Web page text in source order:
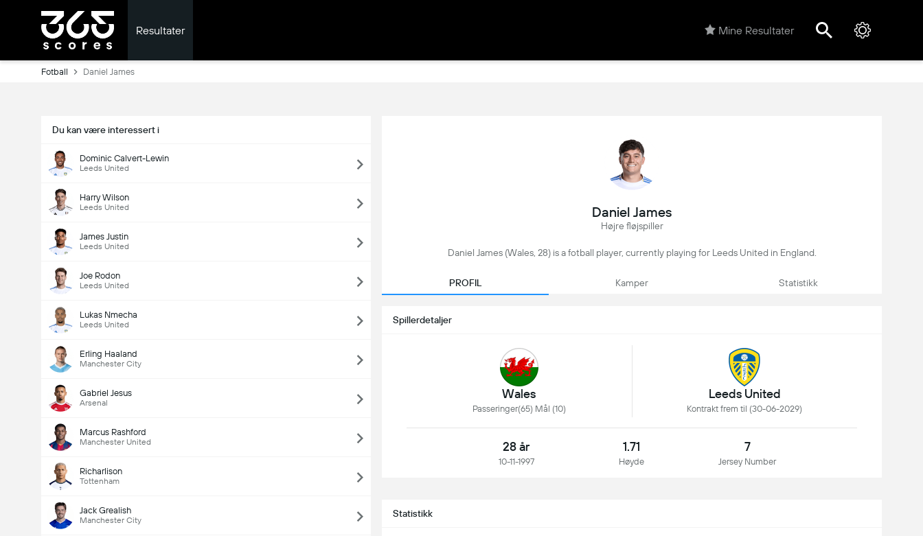
Resultater Mine Resultater
Fotball Daniel James
Du kan være interessert i
Dominic Calvert-Lewin
Leeds United
Harry Wilson
Leeds United
James Justin
Leeds United
Joe Rodon
Leeds United
Lukas Nmecha
Leeds United
Erling Haaland
Manchester City
Gabriel Jesus
Arsenal
Marcus Rashford
Manchester United
Richarlison
Tottenham
Jack Grealish
Manchester City
Daniel James
Højre fløjspiller
Daniel James (Wales, 28) is a fotball player, currently playing for Leeds United in England.
PROFIL Kamper Statistikk
Spillerdetaljer
Wales
Passeringer(65) Mål (10)
Leeds United
Kontrakt frem til (30-06-2029)
28 år
10-11-1997
1.71
Høyde
7
Jersey Number
Statistikk